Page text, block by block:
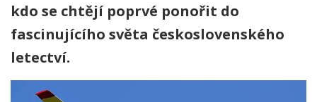
kdo se chtějí poprvé ponořit do
fascinujícího světa československého
letectví.